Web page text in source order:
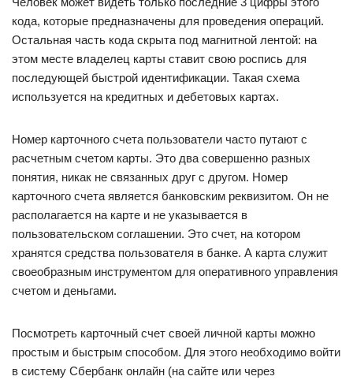
кода, которые предназначены для проведения операций.
Остальная часть кода скрыта под магнитной лентой: на
этом месте владелец карты ставит свою роспись для
последующей быстрой идентификации. Такая схема
используется на кредитных и дебетовых картах.
Номер карточного счета пользователи часто путают с
расчетным счетом карты. Это два совершенно разных
понятия, никак не связанных друг с другом. Номер
карточного счета является банковским реквизитом. Он не
располагается на карте и не указывается в
пользовательском соглашении. Это счет, на котором
хранятся средства пользователя в банке. А карта служит
своеобразным инструментом для оперативного управления
счетом и деньгами.
Посмотреть карточный счет своей личной карты можно
простым и быстрым способом. Для этого необходимо войти
в систему Сбербанк онлайн (на сайте или через